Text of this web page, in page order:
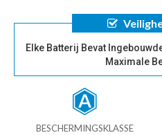
Elke Batterij Bevat
Maximale
BESCHERMINGSKLASSE